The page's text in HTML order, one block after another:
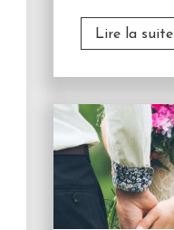
Lire la suite